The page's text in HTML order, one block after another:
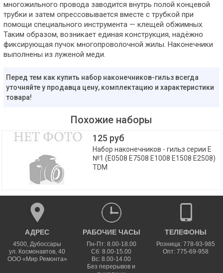
многожильного провода заводится внутрь полой концевой
трубки и затем опрессовывается вместе с трубкой при
помощи специального инструмента — клещей обжимных.
Таким образом, возникает единая конструкция, надёжно
фиксирующая пучок многопроволочной жилы. Наконечники
выполнены из луженой меди.
Перед тем как купить набор наконечников-гильз всегда
уточняйте у продавца цену, комплектацию и характеристики
товара!
Похожие наборы
125 руб
Набор наконечников - гильз серии Е
№1 (Е0508 E7508 E1008 E1508 E2508)
TDM
АДРЕС
4500,Дубоссары
ул. Космонавтов, 40
ООО «Мир Ремонта»
РАБОЧИЕ ЧАСЫ
Пн-Пт: 8.00-18.00
Сб: 8.00-15.00
Вс: 8.00-14.00
Без перерывов и
ТЕЛЕФОНЫ
Розница: 778-93-985
Опт: 775-69-958